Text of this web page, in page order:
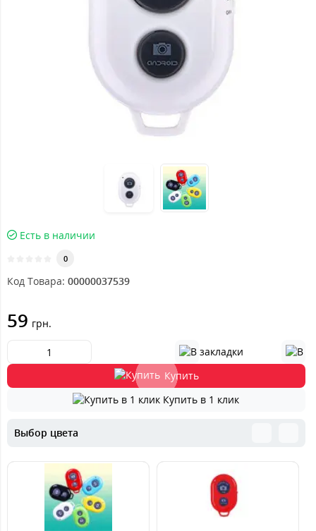
Есть в наличии
0
Код Товара: 00000037539
59 грн.
Купить
Купить в 1 клик
Выбор цвета